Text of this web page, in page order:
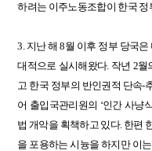
하려는 이주노동조합이 한국 정
3. 지난해 8월 이후 정부 당국은
대적으로 실시해왔다. 작년 2월
고 한국 정부의 반인권적 단속-
어 출입국관리원의 ‘인간 사냥식
법 개악을 획책하고 있다. 한편
을 포용하는 시늉을 하지만 이는